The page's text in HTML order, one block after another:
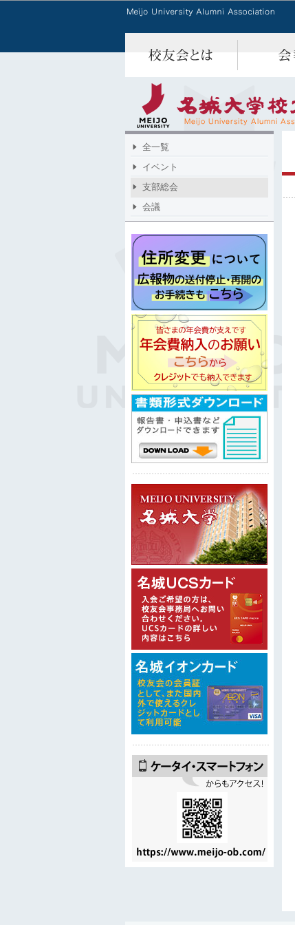
全一覧
イベント
支部総会
会議